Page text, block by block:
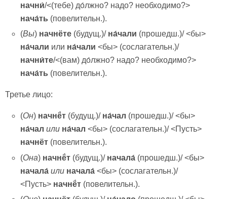
начни́/<(тебе) до́лжно? надо? необходимо?>
нача́ть (повелительн.).
(Вы) начнёте (будущ.)/на́чали (прошедш.)/ <бы>
на́чали или на́чали <бы> (сослагательн.)/
начни́те/<(вам) до́лжно? надо? необходимо?>
нача́ть (повелительн.).
Третье лицо:
(Он) начнё́т (будущ.)/на́чал (прошедш.)/ <бы>
на́чал или на́чал <бы> (сослагательн.)/ <Пусть>
начнёт (повелительн.).
(Она) начнё́т (будущ.)/начала́ (прошедш.)/ <бы>
начала́ или начала́ <бы> (сослагательн.)/
<Пусть> начнё́т (повелительн.).